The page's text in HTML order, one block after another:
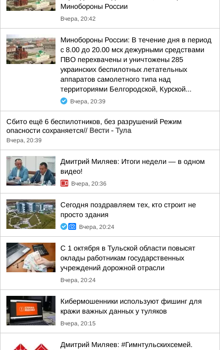
Минобороны России
Вчера, 20:42
Минобороны России: В течение дня в период
с 8.00 до 20.00 мск дежурными средствами
ПВО перехвачены и уничтожены 285
украинских беспилотных летательных
аппаратов самолетного типа над
территориями Белгородской, Курской...
Вчера, 20:39
Сбито ещё 6 беспилотников, без разрушений Режим
опасности сохраняется// Вести - Тула
Вчера, 20:39
Дмитрий Миляев: Итоги недели — в одном
видео!
Вчера, 20:36
Сегодня поздравляем тех, кто строит не
просто здания
Вчера, 20:24
С 1 октября в Тульской области повысят
оклады работникам государственных
учреждений дорожной отрасли
Вчера, 20:24
Кибермошенники используют фишинг для
кражи важных данных у туляков
Вчера, 20:15
Дмитрий Миляев: #Гимнтульскихсемей.